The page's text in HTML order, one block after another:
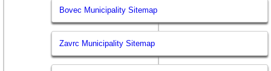
Bovec Municipality Sitemap
Zavrc Municipality Sitemap